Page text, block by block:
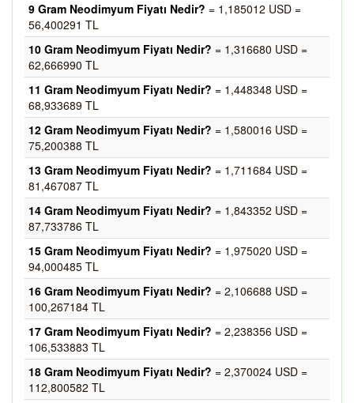
9 Gram Neodimyum Fiyatı Nedir? = 1,185012 USD =
56,400291 TL
10 Gram Neodimyum Fiyatı Nedir? = 1,316680 USD =
62,666990 TL
11 Gram Neodimyum Fiyatı Nedir? = 1,448348 USD =
68,933689 TL
12 Gram Neodimyum Fiyatı Nedir? = 1,580016 USD =
75,200388 TL
13 Gram Neodimyum Fiyatı Nedir? = 1,711684 USD =
81,467087 TL
14 Gram Neodimyum Fiyatı Nedir? = 1,843352 USD =
87,733786 TL
15 Gram Neodimyum Fiyatı Nedir? = 1,975020 USD =
94,000485 TL
16 Gram Neodimyum Fiyatı Nedir? = 2,106688 USD =
100,267184 TL
17 Gram Neodimyum Fiyatı Nedir? = 2,238356 USD =
106,533883 TL
18 Gram Neodimyum Fiyatı Nedir? = 2,370024 USD =
112,800582 TL